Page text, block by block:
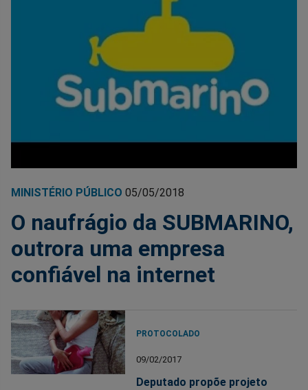
MINISTÉRIO PÚBLICO 05/05/2018
O naufrágio da SUBMARINO,
outrora uma empresa
confiável na internet
PROTOCOLADO
09/02/2017
Deputado propõe projeto